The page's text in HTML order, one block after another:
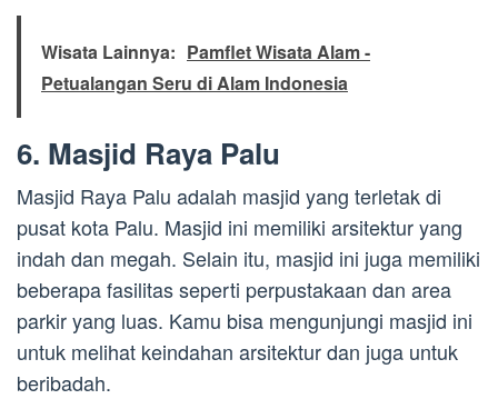
Wisata Lainnya: Pamflet Wisata Alam -
Petualangan Seru di Alam Indonesia
6. Masjid Raya Palu
Masjid Raya Palu adalah masjid yang terletak di
pusat kota Palu. Masjid ini memiliki arsitektur yang
indah dan megah. Selain itu, masjid ini juga memiliki
beberapa fasilitas seperti perpustakaan dan area
parkir yang luas. Kamu bisa mengunjungi masjid ini
untuk melihat keindahan arsitektur dan juga untuk
beribadah.